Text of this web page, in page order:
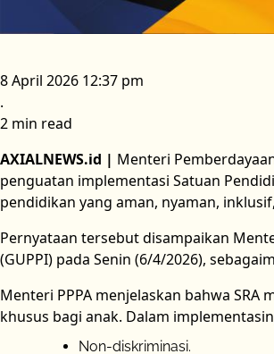
8 April 2026 12:37 pm
.
2 min read
AXIALNEWS.id | Menteri
penguatan implementasi Satuan
pendidikan yang aman, nyaman,
Pernyataan tersebut disampaikan
(GUPPI) pada Senin (6/4/2026),
Menteri PPPA menjelaskan bahwa
khusus bagi anak. Dalam
Non-diskriminasi.